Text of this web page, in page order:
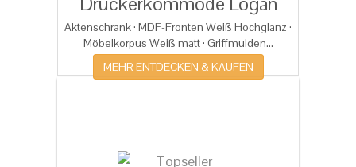
Aktenschrank · MDF-Fronten Weiß Hochglanz ·
Möbelkorpus Weiß matt · Griffmulden...
MEHR ENTDECKEN & KAUFEN